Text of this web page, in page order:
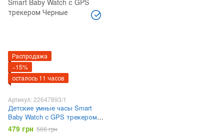
Распродажа
−15%
осталось 11 часов
Артикул: 22647893/1
Детские умные часы Smart
Baby Watch с GPS трекером
Черные
479 грн 566 грн